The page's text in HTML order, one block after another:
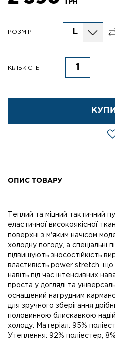
РОЗМІР L
КІЛЬКІСТЬ
ОПИС ТОВАРУ
Теплий та міцний тактичний
еластичної високоякісної
поверхні з м'яким начісом
холодну погоду, а спеціальні
підвищують зносостійкість
властивість power stretch, що
навіть під час інтенсивних
проста у догляді та
оснащений нагрудним
для зручного зберігання
половинною блискавкою
холоду. Матеріал: 95%
Утеплення: 92% поліестер,